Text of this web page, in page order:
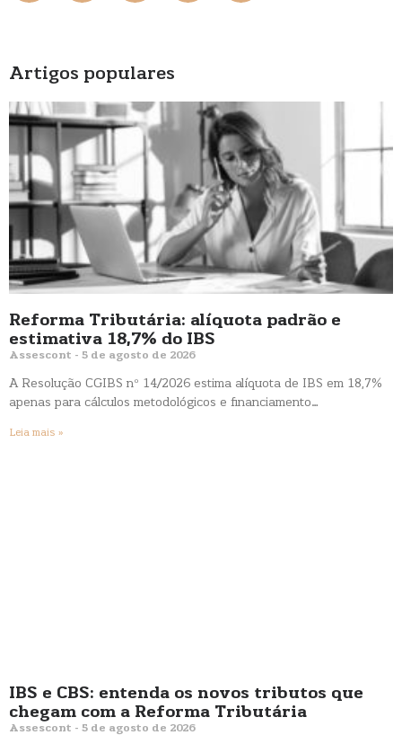
Artigos populares
Reforma Tributária: alíquota padrão e
estimativa 18,7% do IBS
Assescont 5 de agosto de 2026
A Resolução CGIBS nº 14/2026 estima alíquota de IBS em 18,7%
apenas para cálculos metodológicos e financiamento…
Leia mais »
IBS e CBS: entenda os novos tributos que
chegam com a Reforma Tributária
Assescont 5 de agosto de 2026